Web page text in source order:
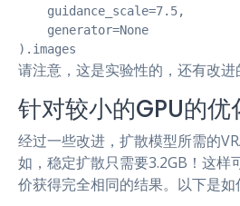
    guidance_scale=7.5,
    generator=None
).images
请注意，这是实验性的，还有改进
针对较小的GPU的优
经过一些改进，扩散模型所需的
如，稳定扩散只需要3.2GB！这样
价获得完全相同的结果。以下是